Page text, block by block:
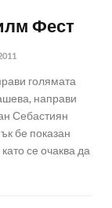
Фест
голямата
направи
Себастиян
бе показан
се очаква да